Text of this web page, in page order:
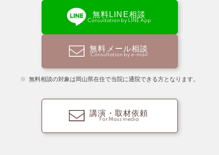
無料LINE相談
Consultation by LINE App
無料メール相談
Consultation by e-mail
無料相談の対象は岡山県在住で当院に通院できる方となります。
講演・取材依頼
For Mass media